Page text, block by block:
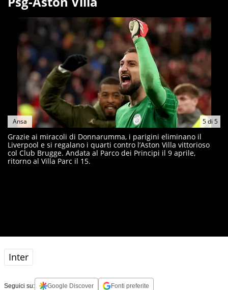
5di 5
Ansa
Grazie ai miracoli di Donnarumma, i parigini eliminano il
Liverpool e si regalano i quarti contro l’Aston Villa vittorioso
col Club Brugge. Andata al Parco dei Principi il 9 aprile,
ritorno al Villa Parc il 15.
Inter
Seguici su: Google Discover Fonti preferite